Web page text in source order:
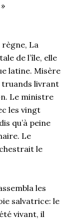
La
de l’île, elle
latine. Misère
truands livrant
Le ministre
les vingt
qu’à peine
Le
le
les
salvatrice: le
vivant, il